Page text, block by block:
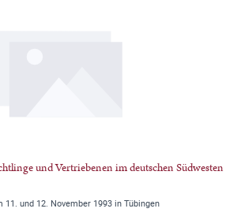
und Vertriebenen im deutschen Südwesten
11. und 12. November 1993 in Tübingen